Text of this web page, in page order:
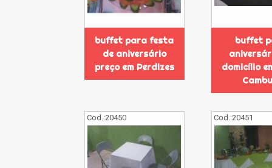
buffet para festa
de aniversário
preço em Perdizes
buffet
domicílio
Cod.:20450 Cod.:20451